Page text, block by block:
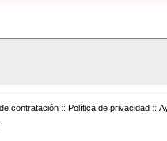
contratación :: Política de privacidad ::